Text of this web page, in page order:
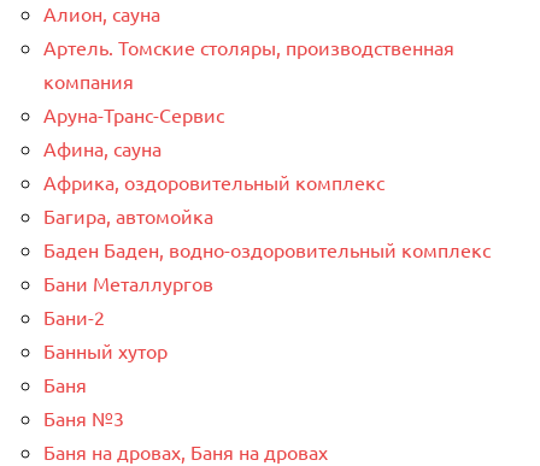
Алион, сауна
Артель. Томские столяры, производственная
компания
Аруна-Транс-Сервис
Афина, сауна
Африка, оздоровительный комплекс
Багира, автомойка
Баден Баден, водно-оздоровительный комплекс
Бани Металлургов
Бани-2
Банный хутор
Баня
Баня №3
Баня на дровах, Баня на дровах